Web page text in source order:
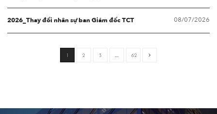
2026_Thay đổi nhân sự ban Giám đốc TCT 08/07/2026
1 2 3 … 62